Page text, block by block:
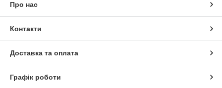
Про нас
Контакти
Доставка та оплата
Графік роботи